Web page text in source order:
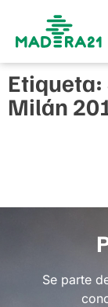
Etiqueta:
Milán
Se parte